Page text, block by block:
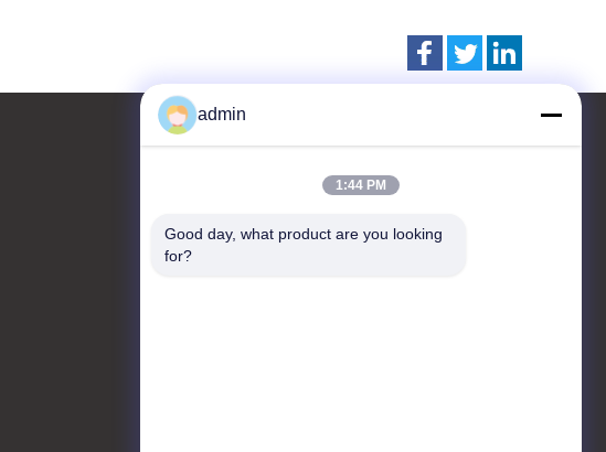
JIANGSU ESTY BUILDING
admin
1:44 PM
Good day, what product are you looking
for?